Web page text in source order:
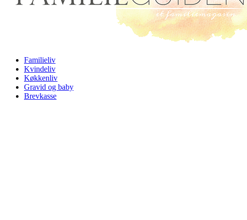
Familieliv
Kvindeliv
Køkkenliv
Gravid og baby
Brevkasse